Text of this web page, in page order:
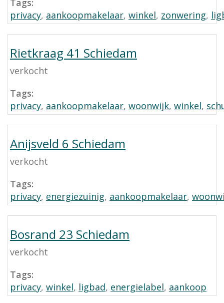
Tags:
privacy, aankoopmakelaar, winkel, zonwering,
Rietkraag 41 Schiedam
verkocht
Tags:
privacy, aankoopmakelaar, woonwijk, winkel,
Anijsveld 6 Schiedam
verkocht
Tags:
privacy, energiezuinig, aankoopmakelaar,
Bosrand 23 Schiedam
verkocht
Tags:
privacy, winkel, ligbad, energielabel, aankoop